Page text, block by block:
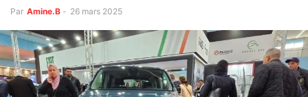
Par Amine.B - 26 mars 2025